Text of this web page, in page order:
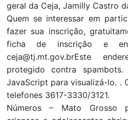
geral da Ceja, Jamilly Castro
Quem se interessar em
fazer sua inscrição,
ficha de inscrição e
ceja@tj.mt.gov.brEste
protegido contra
JavaScript para visualizá-lo. .
telefones 3617-3330/3121.
Números – Mato Grosso